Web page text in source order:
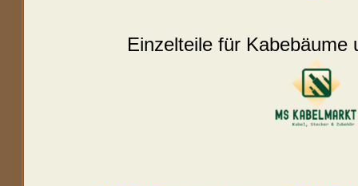
Einzelteile für Kabebäume